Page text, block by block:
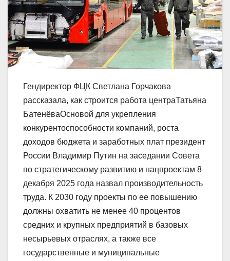
Гендиректор ФЦК Светлана Горчакова
рассказала, как строится работа центраТатьяна
БатенёваОсновой для укрепления
конкурентоспособности компаний, роста
доходов бюджета и заработных плат президент
России Владимир Путин на заседании Совета
по стратегическому развитию и нацпроектам 8
декабря 2025 года назвал производительность
труда. К 2030 году проекты по ее повышению
должны охватить не менее 40 процентов
средних и крупных предприятий в базовых
несырьевых отраслях, а также все
государственные и муниципальные